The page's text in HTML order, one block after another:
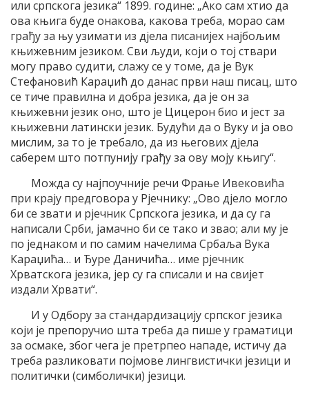
или српскога језика“ 1899. године: „Ако сам хтио да
ова књига буде онакова, какова треба, морао сам
грађу за њу узимати из дјела писанијех најбољим
књижевним језиком. Сви људи, који о тој ствари
могу право судити, слажу се у томе, да је Вук
Стефановић Караџић до данас први наш писац, што
се тиче правилна и добра језика, да је он за
књижевни језик оно, што је Цицерон био и јест за
књижевни латински језик. Будући да о Вуку и ја ово
мислим, за то је требало, да из његових дјела
саберем што потпунију грађу за ову моју књигу“.
Можда су најпоучније речи Фрање Ивековића
при крају предговора у Рјечнику: „Ово дјело могло
би се звати и рјечник Српскога језика, и да су га
написали Срби, јамачно би се тако и звао; али му је
по једнаком и по самим начелима Србаља Вука
Караџића… и Ђуре Даничића… име рјечник
Хрватскога језика, јер су га списали и на свијет
издали Хрвати“.
И у Одбору за стандардизацију српског језика
који је препоручио шта треба да пише у граматици
за осмаке, због чега је претрпео нападе, истичу да
треба разликовати појмове лингвистички језици и
политички (симболички) језици.